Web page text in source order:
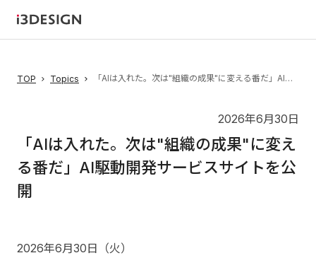
TOP Topics 「AIは入れた。次は"組織の成果"に変える番だ」AI駆動開発サービスサイトを公開
2026年6月30日
「AIは入れた。次は"組織の成果"に変え
る番だ」AI駆動開発サービスサイトを公
開
2026年6月30日（火）